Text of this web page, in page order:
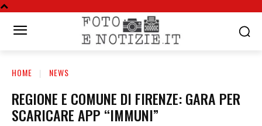
HOME NEWS
REGIONE E COMUNE DI FIRENZE: GARA PER
SCARICARE APP “IMMUNI”